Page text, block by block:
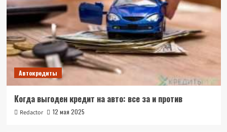
Автокредиты
Когда выгоден кредит на авто: все за и против
Redactor 12 мая 2025